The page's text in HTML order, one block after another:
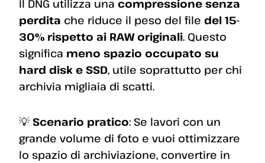
Il DNG utilizza una compressione senza
perdita che riduce il peso del file del 15-
30% rispetto ai RAW originali. Questo
significa meno spazio occupato su
hard disk e SSD, utile soprattutto per chi
archivia migliaia di scatti.
💡 Scenario pratico: Se lavori con un
grande volume di foto e vuoi ottimizzare
lo spazio di archiviazione, convertire in